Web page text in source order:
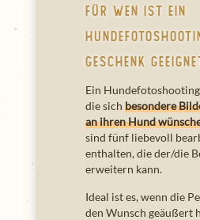
Für wen ist ein
Geschenk
Ein
die sich besondere
an ihren Hund
sind fünf liebevoll
enthalten, die der/die
erweitern kann.
Ideal ist es, wenn die
den Wunsch geäußert